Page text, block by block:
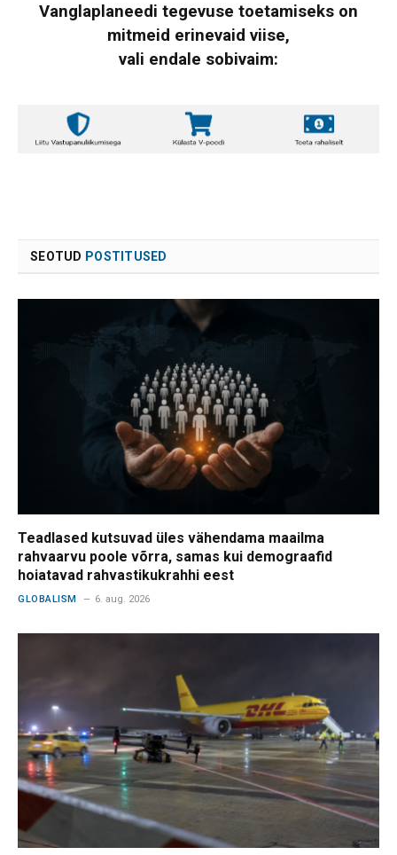
Vanglaplaneedi tegevuse toetamiseks on
mitmeid erinevaid viise,
vali endale sobivaim:
SEOTUD POSTITUSED
Teadlased kutsuvad üles vähendama maailma
rahvaarvu poole võrra, samas kui demograafid
hoiatavad rahvastikukrahhi eest
GLOBALISM 6. aug. 2026